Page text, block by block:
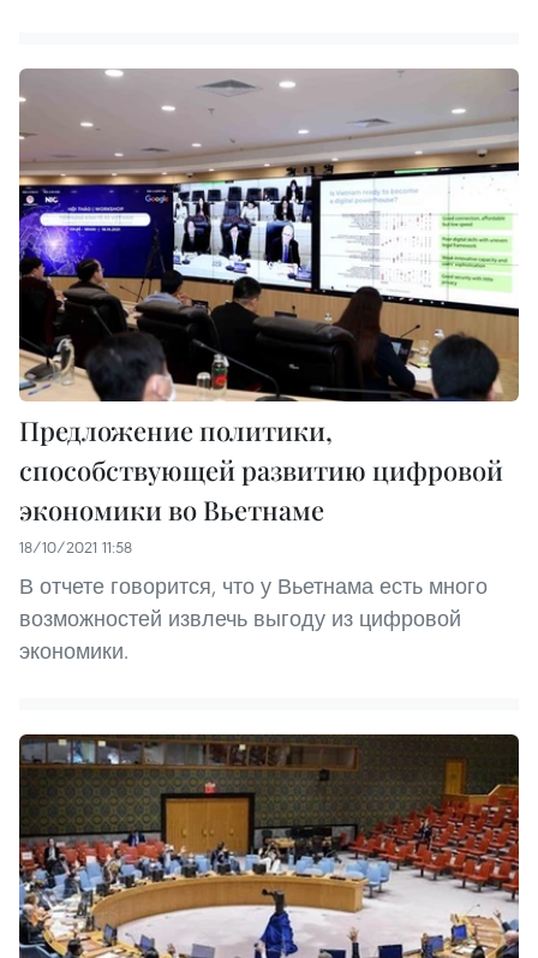
Предложение политики,
способствующей развитию цифровой
экономики во Вьетнаме
18/10/2021 11:58
В отчете говорится, что у Вьетнама есть много
возможностей извлечь выгоду из цифровой
экономики.